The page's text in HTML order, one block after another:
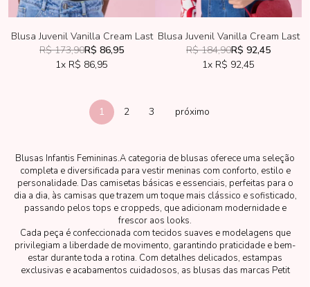
Blusa Juvenil Vanilla Cream Last
R$ 173,90R$ 86,95
1x R$ 86,95
Blusa Juvenil Vanilla Cream Last
R$ 184,90R$ 92,45
1x R$ 92,45
1 2 3
Blusas Infantis Femininas.A categoria de blusas oferece uma seleção
completa e diversificada para vestir meninas com conforto, estilo e
personalidade. Das camisetas básicas e essenciais, perfeitas para o
dia a dia, às camisas que trazem um toque mais clássico e sofisticado,
passando pelos tops e croppeds, que adicionam modernidade e
frescor aos looks.
Cada peça é confeccionada com tecidos suaves e modelagens que
privilegiam a liberdade de movimento, garantindo praticidade e bem-
estar durante toda a rotina. Com detalhes delicados, estampas
exclusivas e acabamentos cuidadosos, as blusas das marcas Petit